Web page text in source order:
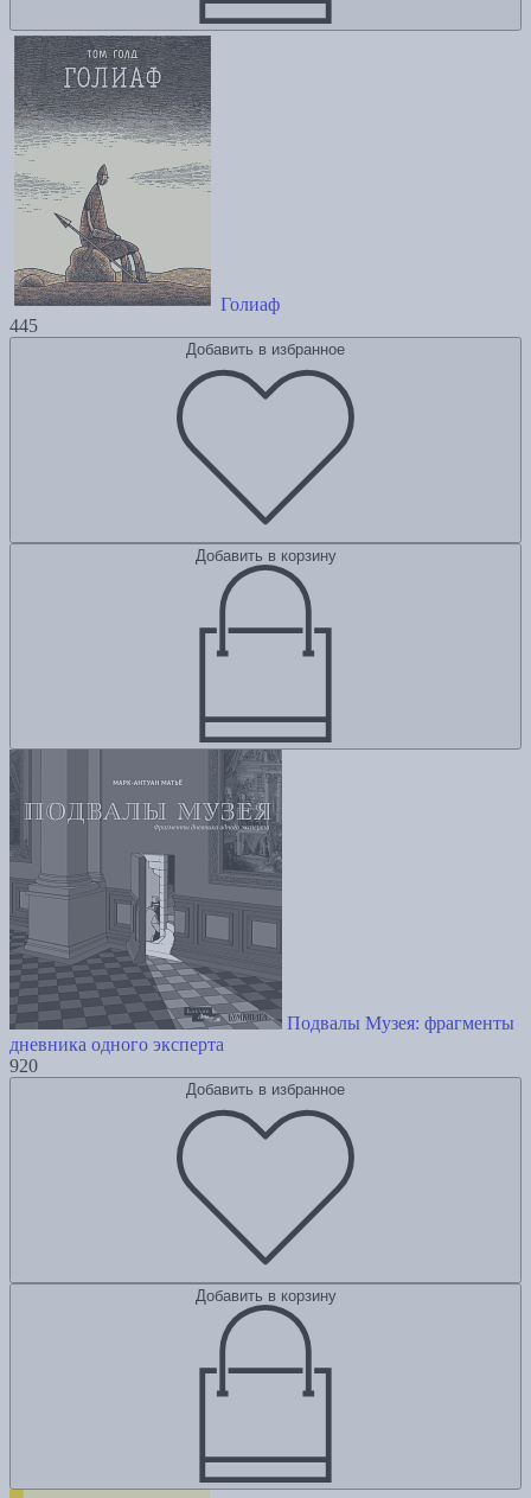
Голиаф
445
Добавить в избранное
Добавить в корзину
Подвалы Музея: фрагменты
дневника одного эксперта
920
Добавить в избранное
Добавить в корзину